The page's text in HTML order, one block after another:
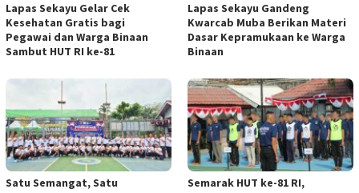
Lapas Sekayu Gelar Cek
Kesehatan Gratis bagi
Pegawai dan Warga Binaan
Sambut HUT RI ke-81
Lapas Sekayu Gandeng
Kwarcab Muba Berikan Materi
Dasar Kepramukaan ke Warga
Binaan
Satu Semangat, Satu
Semarak HUT ke-81 RI,